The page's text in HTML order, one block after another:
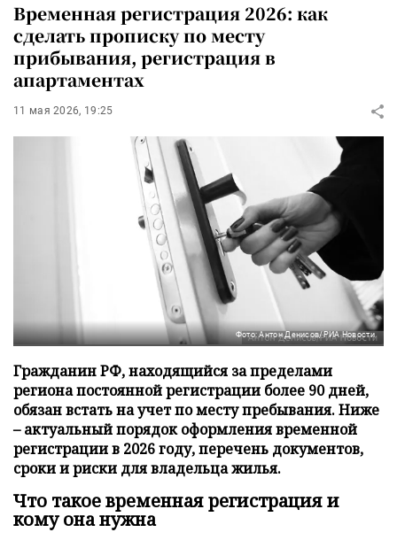
Временная регистрация 2026: как
сделать прописку по месту
прибывания, регистрация в
апартаментах
11 мая 2026, 19:25
Фото: Антон Денисов/РИА Новости
Гражданин РФ, находящийся за пределами
региона постоянной регистрации более 90 дней,
обязан встать на учет по месту пребывания. Ниже
– актуальный порядок оформления временной
регистрации в 2026 году, перечень документов,
сроки и риски для владельца жилья.
Что такое временная регистрация и
кому она нужна